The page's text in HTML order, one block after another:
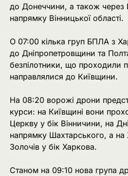
до Донеччини, а також через
напрямку Вінницької області.
О 07:00 кілька груп БПЛА з
до Дніпропетровщини та
безпілотники, що проходили
направлялися до Київщини.
На 08:20 ворожі дрони
курси: на Київщині вони
Церкву у бік Вінничини, на
напрямку Шахтарського, а на
Золочів у бік Харкова.
Станом на 09:10 нова група